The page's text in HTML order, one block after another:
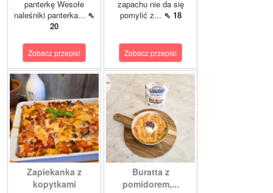
panterkę Wesołe
naleśniki panterka... ⇖
20
Zobacz przepis!
zapachu nie da się
pomylić z... ⇖ 18
Zobacz przepis!
Zapiekanka z
kopytkami
Buratta z
pomidorem,...